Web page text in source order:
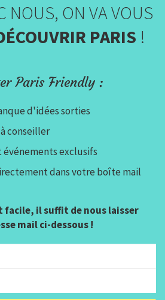
NOUS, ON VA VOUS
PARIS !
Paris Friendly :
d'idées sorties
conseiller
événements exclusifs
dans votre boîte mail
facile, il suffit de nous laisser
mail ci-dessous !